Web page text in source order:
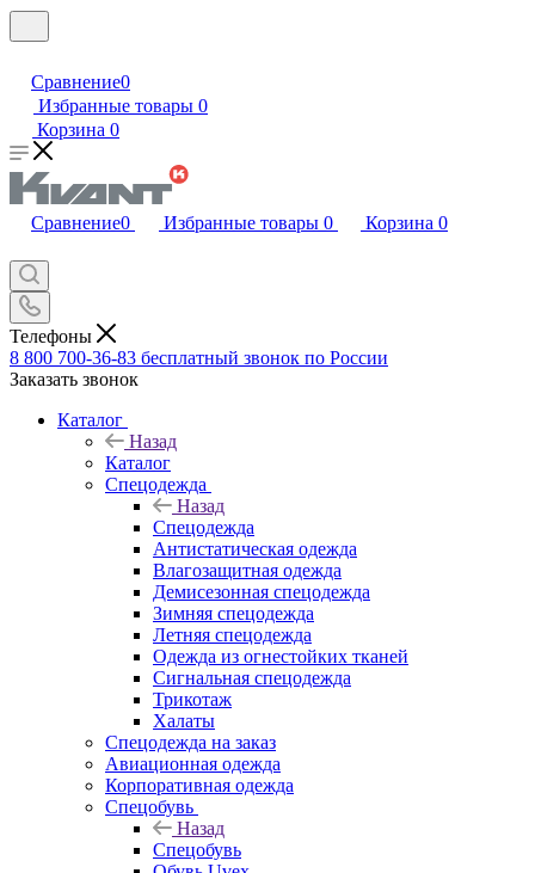
Сравнение0
Избранные товары 0
Корзина 0
Сравнение0 Избранные товары 0 Корзина 0
Телефоны
8 800 700-36-83 бесплатный звонок по России
Заказать звонок
Каталог
Назад
Каталог
Спецодежда
Назад
Спецодежда
Антистатическая одежда
Влагозащитная одежда
Демисезонная спецодежда
Зимняя спецодежда
Летняя спецодежда
Одежда из огнестойких тканей
Сигнальная спецодежда
Трикотаж
Халаты
Спецодежда на заказ
Авиационная одежда
Корпоративная одежда
Спецобувь
Назад
Спецобувь